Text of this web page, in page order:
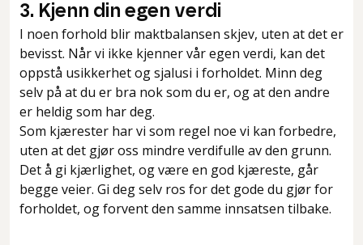
3. Kjenn din egen verdi
I noen forhold blir maktbalansen skjev, uten at det er
bevisst. Når vi ikke kjenner vår egen verdi, kan det
oppstå usikkerhet og sjalusi i forholdet. Minn deg
selv på at du er bra nok som du er, og at den andre
er heldig som har deg.
Som kjærester har vi som regel noe vi kan forbedre,
uten at det gjør oss mindre verdifulle av den grunn.
Det å gi kjærlighet, og være en god kjæreste, går
begge veier. Gi deg selv ros for det gode du gjør for
forholdet, og forvent den samme innsatsen tilbake.